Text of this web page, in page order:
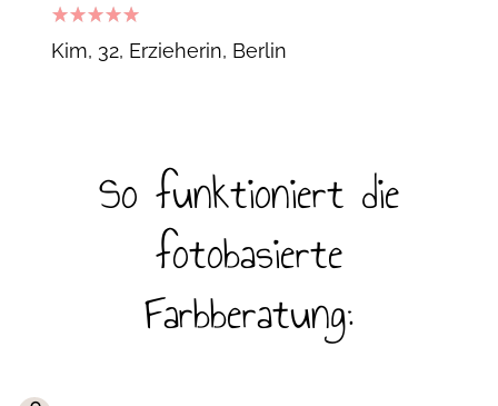
5out of 5
Kim, 32, Erzieherin Berlin
So funktioniert die
fotobasierte
Farbberatung: